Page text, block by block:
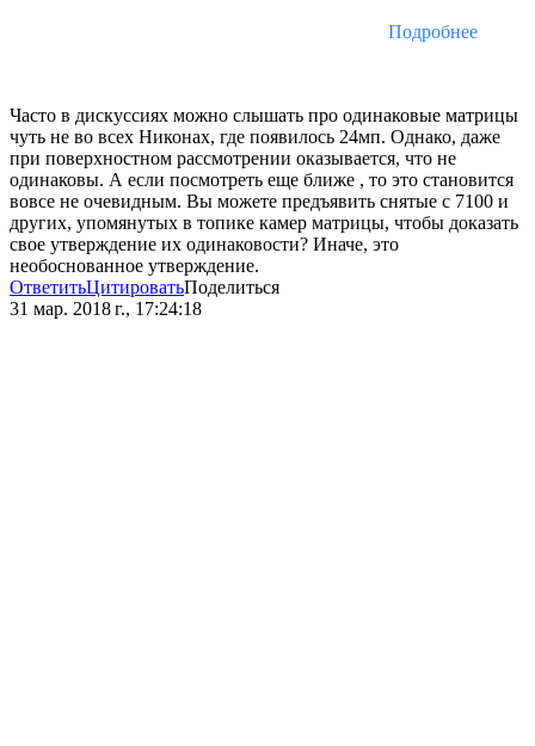
Подробнее
Часто в дискуссиях можно слышать про одинаковые матрицы
чуть не во всех Никонах, где появилось 24мп. Однако, даже
при поверхностном рассмотрении оказывается, что не
одинаковы. А если посмотреть еще ближе , то это становится
вовсе не очевидным. Вы можете предъявить снятые с 7100 и
других, упомянутых в топике камер матрицы, чтобы доказать
свое утверждение их одинаковости? Иначе, это
необоснованное утверждение.
ОтветитьЦитироватьПоделиться
31 мар. 2018 г., 17:24:18